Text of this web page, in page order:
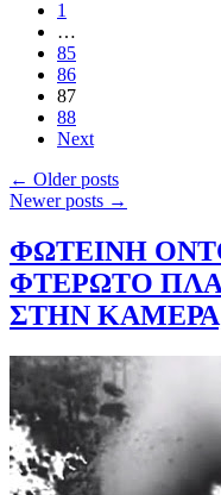
1
…
85
86
87
88
Next
← Older posts
Newer posts →
ΦΩΤΕΙΝΗ
ΦΤΕΡΩΤΟ
ΣΤΗΝ